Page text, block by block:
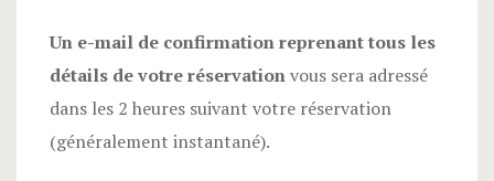
Un e-mail de confirmation reprenant tous les
détails de votre réservationvous sera adressé
dans les 2 heures suivant votre réservation
(généralement instantané).